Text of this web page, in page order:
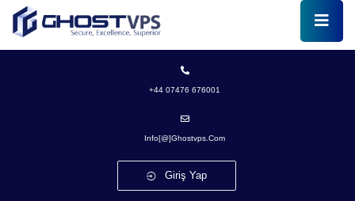
+44 07476 676001
Info[@]ghostvps.com
Giriş Yap